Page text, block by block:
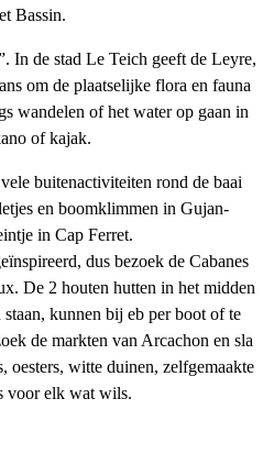
Bassin.
. In de stad Le Teich geeft de Leyre,
om de plaatselijke flora en fauna
wandelen of het water op gaan in
of kajak.
vele buitenactiviteiten rond de baai
en boomklimmen in Gujan-
in Cap Ferret.
dus bezoek de Cabanes
. De 2 houten hutten in het midden
kunnen bij eb per boot of te
de markten van Arcachon en sla
oesters, witte duinen, zelfgemaakte
elk wat wils.